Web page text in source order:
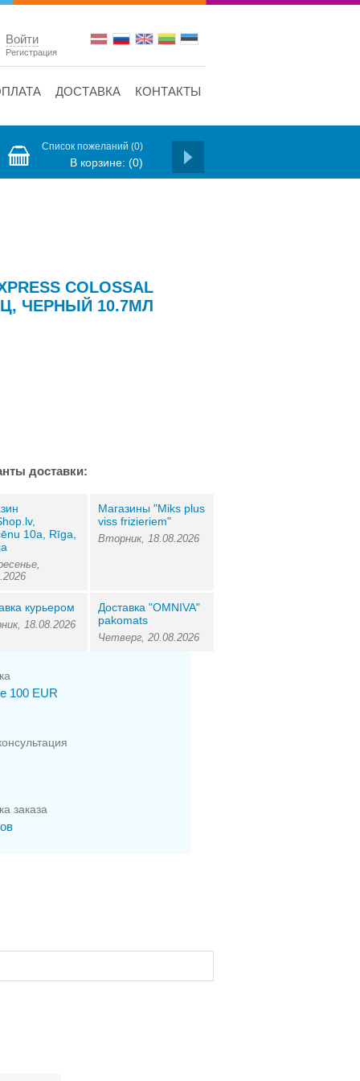
Войти
Регистрация
ДОСТАВКА КОНТАКТЫ
Список пожеланий (0)
В корзине: (0)
COLOSSAL
ЧЕРНЫЙ 10.7МЛ
доставки:
10a, Rīga,
Магазины "Miks plus
viss frizieriem"
Вторник, 18.08.2026
курьером
18.08.2026
Доставка "OMNIVA"
pakomats
Четверг, 20.08.2026
100 EUR
заказа